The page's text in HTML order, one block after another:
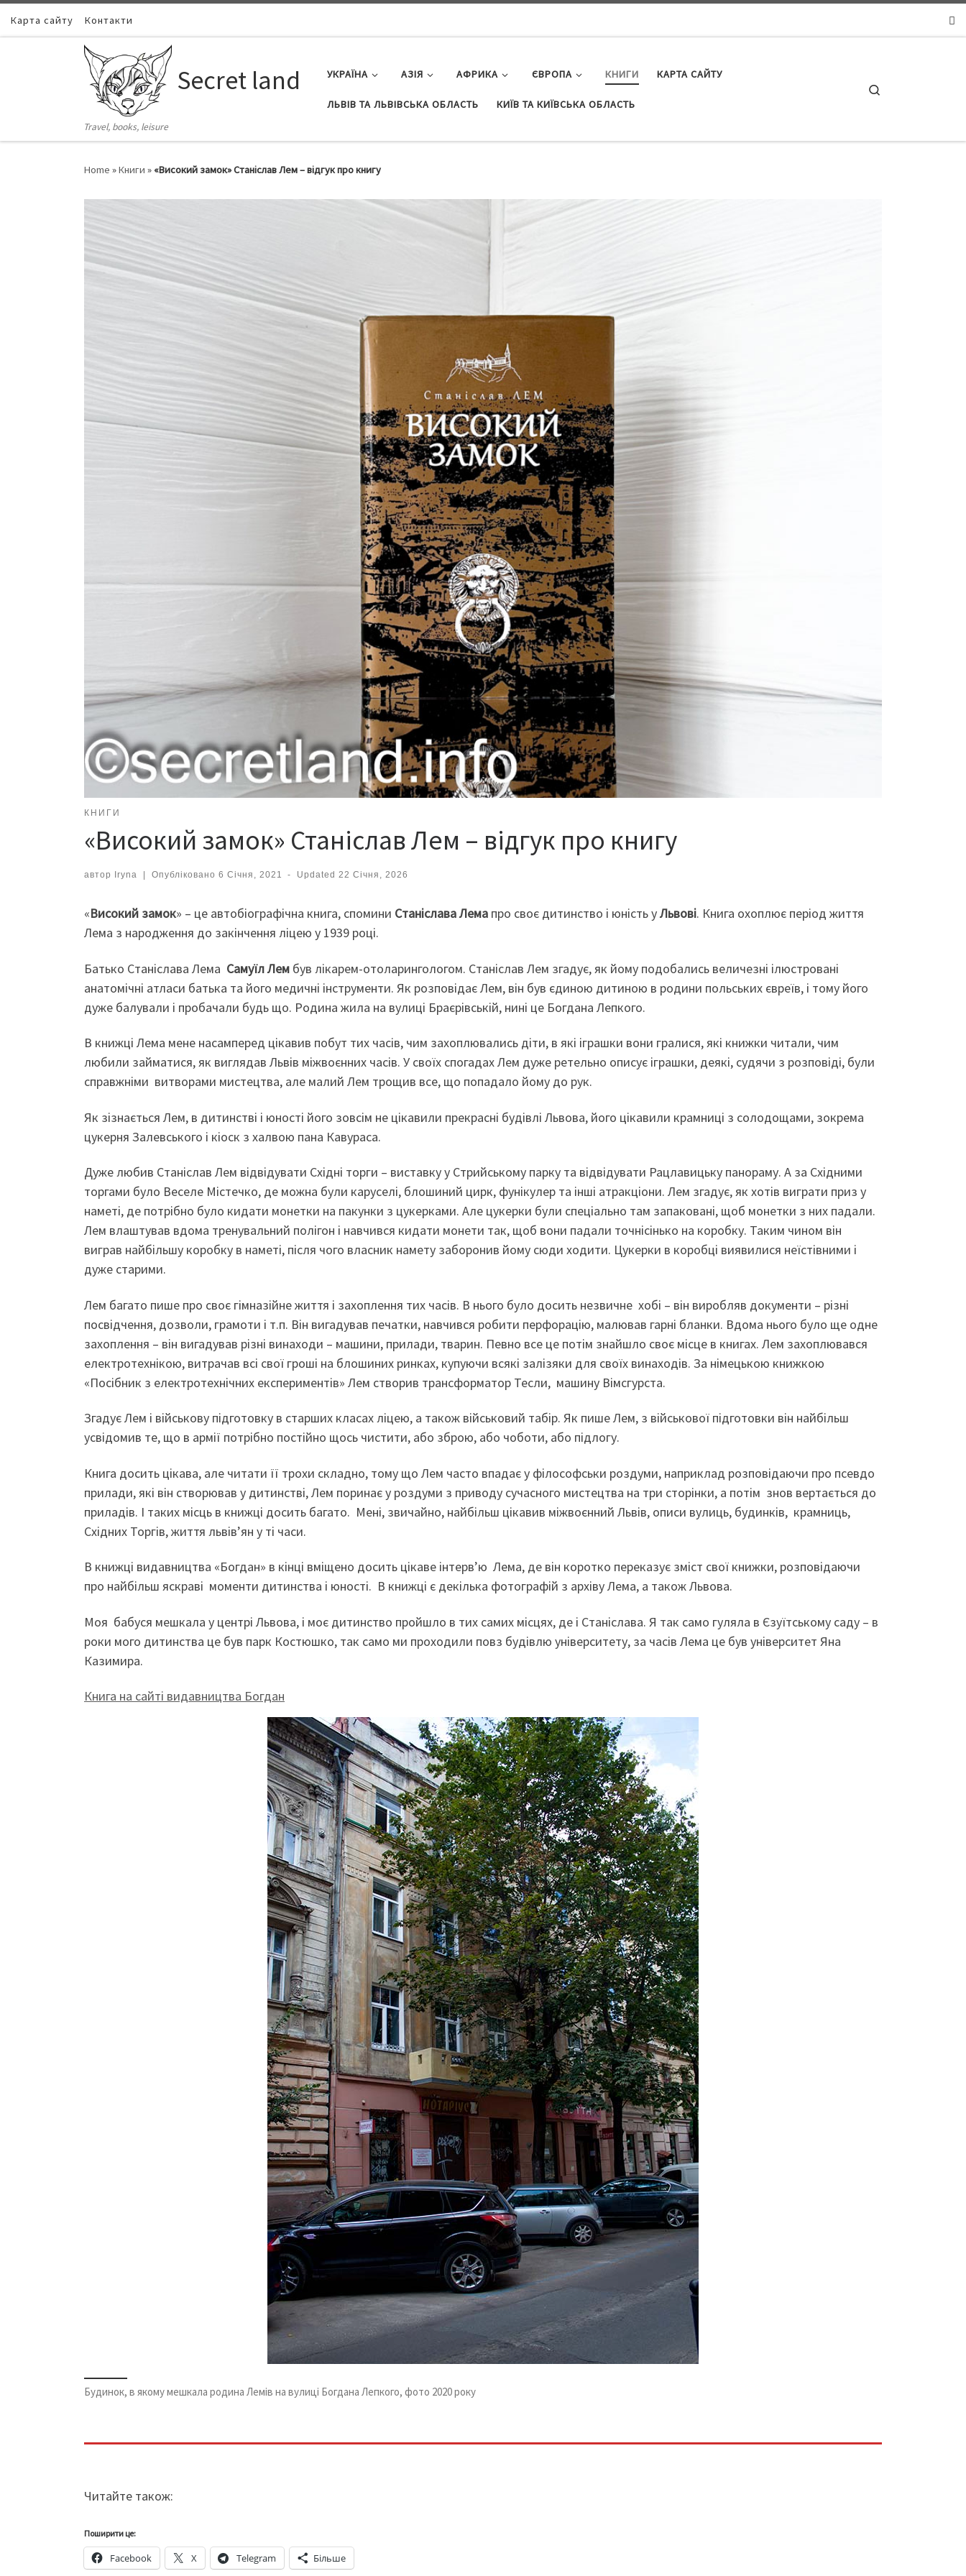
Skip to content
Карта сайту Контакти
Secret land
Travel, books, leisure
УКРАЇНА АЗІЯ АФРИКА ЄВРОПА КНИГИ КАРТА САЙТУ
ЛЬВІВ ТА ЛЬВІВСЬКА ОБЛАСТЬ КИЇВ ТА КИЇВСЬКА ОБЛАСТЬ
Home »Книги » «Високий замок» Станіслав Лем – відгук про книгу
КНИГИ
«Високий замок» Станіслав Лем – відгук про книгу
автор Iryna Опубліковано 6 Січня, 2021 - Updated22 Січня, 2026
«Високий замок» – це автобіографічна книга, спомини Станіслава Лема про своє дитинство і юність уЛьвові. Книга охоплює період життя
Лема з народження до закінчення ліцею у 1939 році.
Батько Станіслава Лема Самуїл Лем був лікарем-отоларингологом. Станіслав Лем згадує, як йому подобались величезні ілюстровані
анатомічні атласи батька та його медичні інструменти. Як розповідає Лем, він був єдиною дитиною в родини польських євреїв, і тому його
дуже балували і пробачали будь що. Родина жила на вулиці Браєрівській, нині це Богдана Лепкого.
В книжці Лема мене насамперед цікавив побут тих часів, чим захоплювались діти, в які іграшки вони гралися, які книжки читали, чим
любили займатися, як виглядав Львів міжвоєнних часів. У своїх спогадах Лем дуже ретельно описує іграшки, деякі, судячи з розповіді, були
справжніми витворами мистецтва, але малий Лем трощив все, що попадало йому до рук.
Як зізнається Лем, в дитинстві і юності його зовсім не цікавили прекрасні будівлі Львова, його цікавили крамниці з солодощами, зокрема
цукерня Залевського і кіоск з халвою пана Кавураса.
Дуже любив Станіслав Лем відвідувати Східні торги – виставку у Стрийському парку та відвідувати Рацлавицьку панораму. А за Східними
торгами було Веселе Містечко, де можна були каруселі, блошиний цирк, фунікулер та інші атракціони. Лем згадує, як хотів виграти приз у
наметі, де потрібно було кидати монетки на пакунки з цукерками. Але цукерки були спеціально там запаковані, щоб монетки з них падали.
Лем влаштував вдома тренувальний полігон і навчився кидати монети так, щоб вони падали точнісінько на коробку. Таким чином він
виграв найбільшу коробку в наметі, після чого власник намету заборонив йому сюди ходити. Цукерки в коробці виявилися неїстівними і
дуже старими.
Лем багато пише про своє гімназійне життя і захоплення тих часів. В нього було досить незвичне хобі – він виробляв документи – різні
посвідчення, дозволи, грамоти і т.п. Він вигадував печатки, навчився робити перфорацію, малював гарні бланки. Вдома нього було ще одне
захоплення – він вигадував різні винаходи – машини, прилади, тварин. Певно все це потім знайшло своє місце в книгах. Лем захоплювався
електротехнікою, витрачав всі свої гроші на блошиних ринках, купуючи всякі залізяки для своїх винаходів. За німецькою книжкою
«Посібник з електротехнічних експериментів» Лем створив трансформатор Тесли, машину Вімсгурста.
Згадує Лем і військову підготовку в старших класах ліцею, а також військовий табір. Як пише Лем, з військової підготовки він найбільш
усвідомив те, що в армії потрібно постійно щось чистити, або зброю, або чоботи, або підлогу.
Книга досить цікава, але читати її трохи складно, тому що Лем часто впадає у філософськи роздуми, наприклад розповідаючи про псевдо
прилади, які він створював у дитинстві, Лем поринає у роздуми з приводу сучасного мистецтва на три сторінки, а потім знов вертається до
приладів. І таких місць в книжці досить багато. Мені, звичайно, найбільш цікавив міжвоєнний Львів, описи вулиць, будинків, крамниць,
Східних Торгів, життя львів’ян у ті часи.
В книжці видавництва «Богдан» в кінці вміщено досить цікаве інтерв’ю Лема, де він коротко переказує зміст свої книжки, розповідаючи
про найбільш яскраві моменти дитинства і юності. В книжці є декілька фотографій з архіву Лема, а також Львова.
Моя бабуся мешкала у центрі Львова, і моє дитинство пройшло в тих самих місцях, де і Станіслава. Я так само гуляла в Єзуїтському саду – в
роки мого дитинства це був парк Костюшко, так само ми проходили повз будівлю університету, за часів Лема це був університет Яна
Казимира.
Книга на сайті видавництва Богдан
Будинок, в якому мешкала родина Лемів на вулиці Богдана Лепкого, фото 2020 року
Читайте також:
Поширити це:
Facebook X Telegram Більше